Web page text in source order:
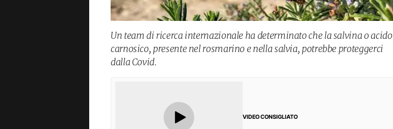
Un team di ricerca internazionale ha determinato che la salvina o acido
carnosico, presente nel rosmarino e nella salvia, potrebbe proteggerci
dalla Covid.
VIDEO CONSIGLIATO